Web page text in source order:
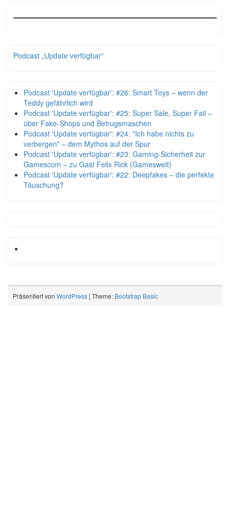
Podcast „Update verfügbar“
Podcast 'Update verfügbar': #26: Smart Toys – wenn der
Teddy gefährlich wird
Podcast 'Update verfügbar': #25: Super Sale, Super Fail –
über Fake-Shops und Betrugsmaschen
Podcast 'Update verfügbar': #24: "Ich habe nichts zu
verbergen" – dem Mythos auf der Spur
Podcast 'Update verfügbar': #23: Gaming-Sicherheit zur
Gamescom – zu Gast Felix Rick (Gameswelt)
Podcast 'Update verfügbar': #22: Deepfakes – die perfekte
Täuschung?
Präsentiert von WordPress | Theme: Bootstrap Basic